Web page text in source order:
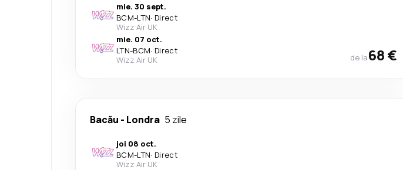
mie. 30 sept.
BCM-LTN· Direct
Wizz Air UK
mie. 07 oct.
LTN-BCM· Direct
Wizz Air UK
de la68 €
Bacău - Londra 5 zile
joi 08 oct.
BCM-LTN· Direct
Wizz Air UK